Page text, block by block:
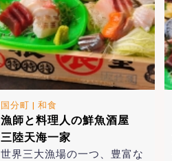
国分町 | 和食
漁師と料理人の鮮魚酒屋
三陸天海一家
世界三大漁場の一つ、豊富な